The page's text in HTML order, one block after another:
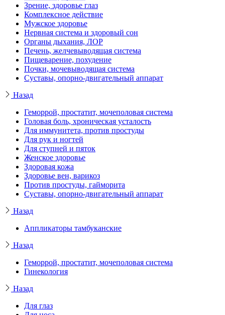
Зрение, здоровье глаз
Комплексное действие
Мужское здоровье
Нервная система и здоровый сон
Органы дыхания, ЛОР
Печень, желчевыводящая система
Пищеварение, похудение
Почки, мочевыводящая система
Суставы, опорно-двигательный аппарат
Назад
Геморрой, простатит, мочеполовая система
Головая боль, хроническая усталость
Для иммунитета, против простуды
Для рук и ногтей
Для ступней и пяток
Женское здоровье
Здоровая кожа
Здоровье вен, варикоз
Против простуды, гайморита
Суставы, опорно-двигательный аппарат
Назад
Аппликаторы тамбуканские
Назад
Геморрой, простатит, мочеполовая система
Гинекология
Назад
Для глаз